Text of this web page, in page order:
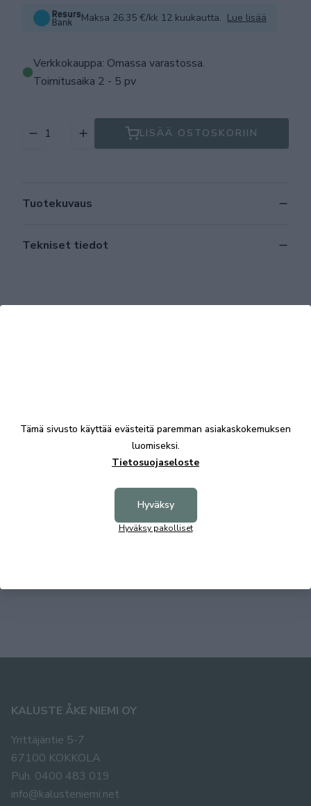
Maksa 26.35 €/kk 12 kuukautta. Lue lisää
Verkkokauppa: Omassa varastossa.
Toimitusaika 2 - 5 pv
LISÄÄ OSTOSKORIIN
Tuotekuvaus
Tekniset tiedot
KALUSTE ÅKE NIEMI OY
Yrittäjäntie 5-7
67100 KOKKOLA
Puh. 0400 483 019
info@kalusteniemi.net
Tämä sivusto käyttää evästeitä paremman asiakaskokemuksen
luomiseksi.
Tietosuojaseloste
Hyväksy
Hyväksy pakolliset